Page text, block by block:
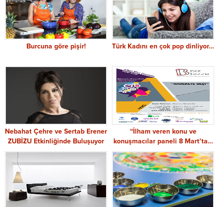
Burcuna göre pişir! Türk Kadını en çok pop dinliyor…
Nebahat Çehre ve Sertab Erener
ZUBİZU Etkinliğinde Buluşuyor
“İlham veren konu ve
konuşmacılar paneli 8 Mart’ta…